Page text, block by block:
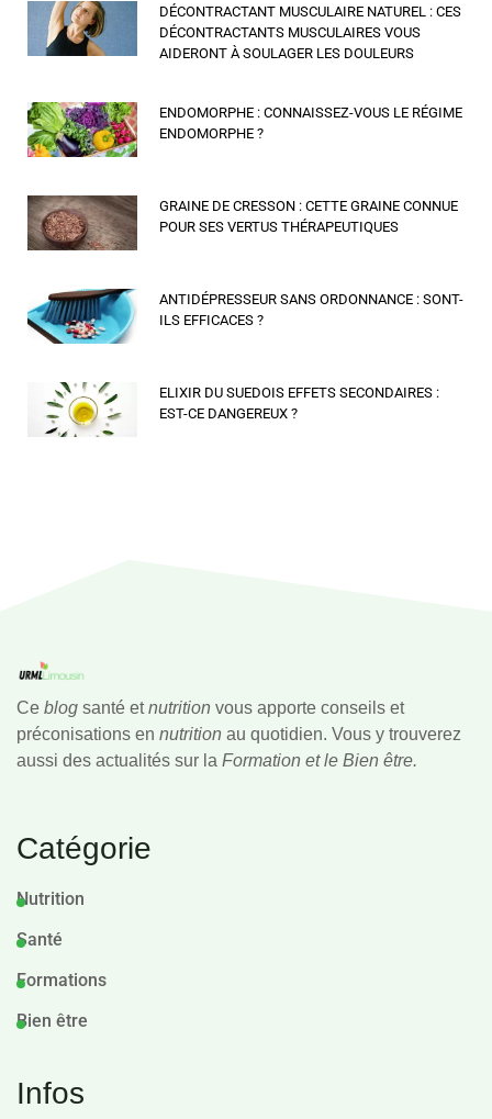
DÉCONTRACTANT MUSCULAIRE NATUREL : CES
DÉCONTRACTANTS MUSCULAIRES VOUS
AIDERONT À SOULAGER LES DOULEURS
ENDOMORPHE : CONNAISSEZ-VOUS LE RÉGIME
ENDOMORPHE ?
GRAINE DE CRESSON : CETTE GRAINE CONNUE
POUR SES VERTUS THÉRAPEUTIQUES
ANTIDÉPRESSEUR SANS ORDONNANCE : SONT-
ILS EFFICACES ?
ELIXIR DU SUEDOIS EFFETS SECONDAIRES :
EST-CE DANGEREUX ?
Ce blog santé etnutrition vous apporte conseils et
préconisations en nutrition au quotidien. Vous y trouverez
aussi des actualités sur la Formation et le Bien être.
Catégorie
Nutrition
Santé
Formations
Bien être
Infos